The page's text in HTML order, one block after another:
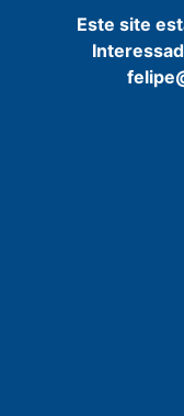
Este site